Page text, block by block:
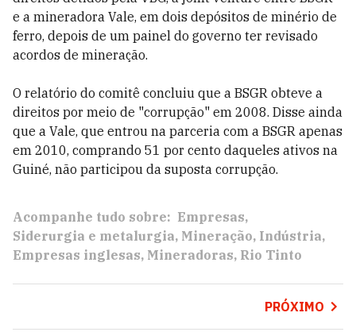
e a mineradora Vale, em dois depósitos de minério de
ferro, depois de um painel do governo ter revisado
acordos de mineração.
O relatório do comitê concluiu que a BSGR obteve a
direitos por meio de "corrupção" em 2008. Disse ainda
que a Vale, que entrou na parceria com a BSGR apenas
em 2010, comprando 51 por cento daqueles ativos na
Guiné, não participou da suposta corrupção.
Acompanhe tudo sobre: Empresas
Siderurgia e metalurgia Mineração Indústria
Empresas inglesas Mineradoras Rio Tinto
PRÓXIMO